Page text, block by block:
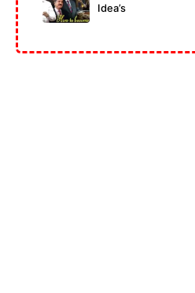
Idea’s